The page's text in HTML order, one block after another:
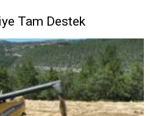
Tam Destek